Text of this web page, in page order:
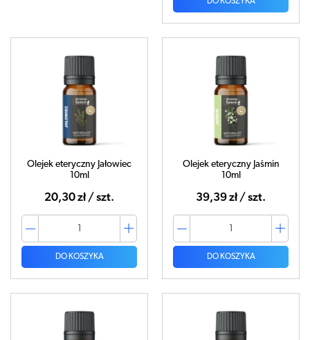
Olejek eteryczny Jałowiec
10ml
20,30 zł / szt.
DO KOSZYKA
Olejek eteryczny Jaśmin
10ml
39,39 zł / szt.
DO KOSZYKA